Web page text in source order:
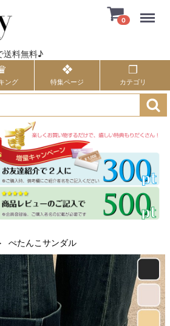
送料無料♪
0
ング 特集ページ カテゴリ
ぺたんこサンダル